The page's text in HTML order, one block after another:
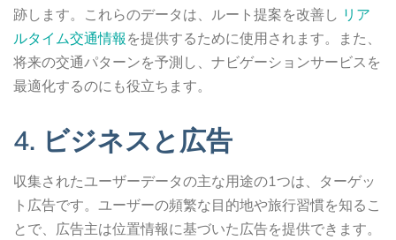
跡します。これらのデータは、ルート提案を改善し リア
ルタイム交通情報 を提供するために使用されます。また、
将来の交通パターンを予測し、ナビゲーションサービスを
最適化するのにも役立ちます。
4. ビジネスと広告
収集されたユーザーデータの主な用途の1つは、ターゲッ
ト広告です。ユーザーの頻繁な目的地や旅行習慣を知るこ
とで、広告主は位置情報に基づいた広告を提供できます。